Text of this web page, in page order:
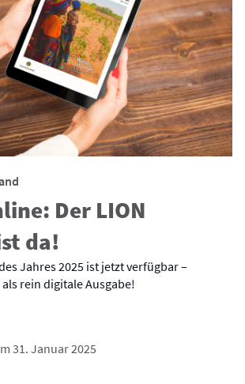
Der LION
da!
Jahres 2025 ist jetzt verfügbar –
rein digitale Ausgabe!
31. Januar 2025